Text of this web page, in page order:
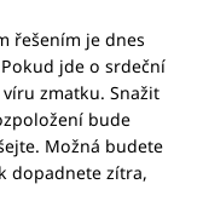
řešením je dnes
jde o srdeční
zmatku. Snažit
bude
Možná budete
dopadnete zítra,